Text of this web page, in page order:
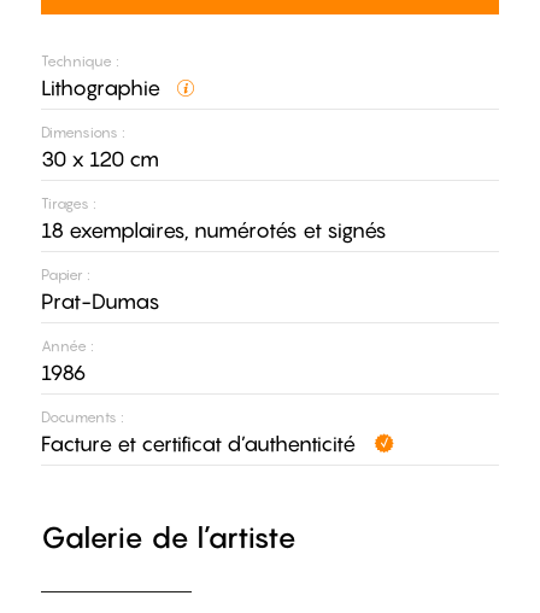
Technique :
Lithographie
Dimensions :
30 x 120 cm
Tirages :
18 exemplaires, numérotés et signés
Papier :
Prat-Dumas
Année :
1986
Documents :
Facture et certificat d’authenticité
Galerie de l’artiste